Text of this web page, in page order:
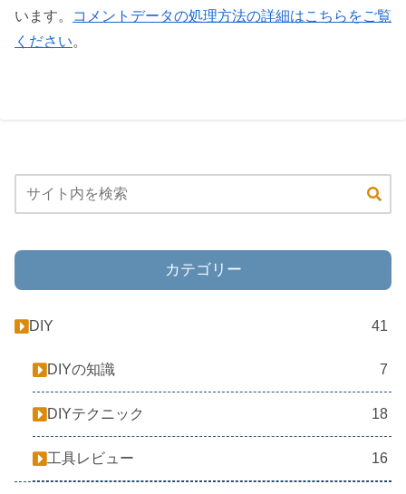
います。
コメントデータの処理方法の詳細はこちらをご覧
ください。
カテゴリー
DIY 41
DIYの知識 7
DIYテクニック 18
工具レビュー 16